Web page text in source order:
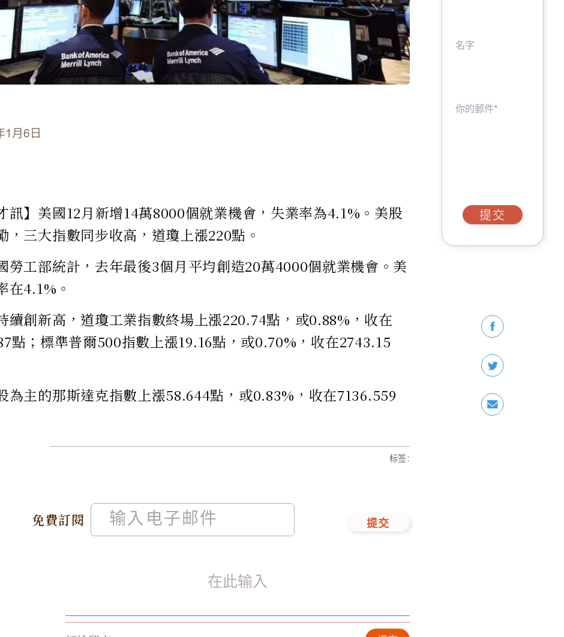
1月6日
訊】美國12月新增14萬8000個就業機會，失業率為4.1%。美股
，三大指數同步收高，道瓊上漲220點。
勞工部統計，去年最後3個月平均創造20萬4000個就業機會。美
在4.1%。
續創新高，道瓊工業指數終場上漲220.74點，或0.88%，收在
點；標準普爾500指數上漲19.16點，或0.70%，收在2743.15
為主的那斯達克指數上漲58.644點，或0.83%，收在7136.559
免費訂閱 提交
标签:
提交